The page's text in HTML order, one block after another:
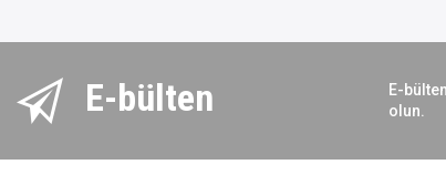
E-bülten
E-
olun.